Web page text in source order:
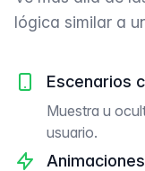
lógica similar a
Escenarios
Muestra u
usuario.